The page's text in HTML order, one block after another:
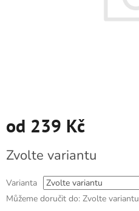
od 239 Kč
cena:
Zvolte variantu
Varianta
Můžeme doručit do: Zvolte variantu